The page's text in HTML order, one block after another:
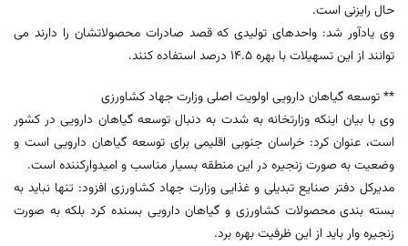
حال رایزنی است.
وی یادآور شد: واحدهای تولیدی که قصد صادرات محصولاتشان را دارند می
توانند از این تسهیلات با بهره 14.5 درصد استفاده کنند.
** توسعه گیاهان دارویی اولویت اصلی وزارت جهاد کشاورزی
وی با بیان اینکه وزارتخانه به شدت به دنبال توسعه گیاهان دارویی در کشور
است، عنوان کرد: خراسان جنوبی اقلیمی برای توسعه گیاهان دارویی است و
وضعیت به صورت زنجیره در این منطقه بسیار مناسب و امیدوارکننده است.
مدیرکل دفتر صنایع تبدیلی و غذایی وزارت جهاد کشاورزی افزود: تنها نباید به
بسته بندی محصولات کشاورزی و گیاهان دارویی بسنده کرد بلکه به صورت
زنجیره وار باید از این ظرفیت بهره برد.